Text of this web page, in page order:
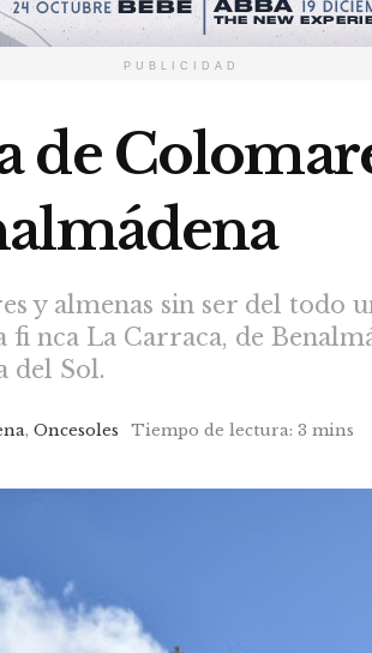
PUBLICIDAD
de
y almenas sin ser del todo
nca La Carraca, de
del Sol.
,Oncesoles Tiempo de lectura: 3 mins